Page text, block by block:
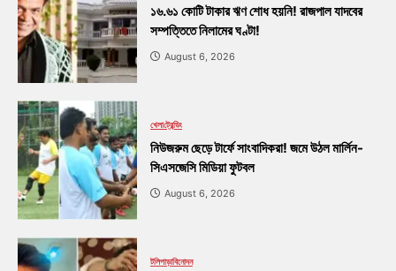
১৬.৬১ কোটি টাকার ঋণ শোধ হয়নি! রাজপাল যাদবের
সম্পত্তিতে নিলামের ঘণ্টা!
August 6, 2026
খেলাট্রেন্ডিং
নিউজরুম ছেড়ে টার্ফে সাংবাদিকরা! জমে উঠল মার্লিন-
সিএসজেসি মিডিয়া ফুটবল
August 6, 2026
টলিপাড়াবিনোদন